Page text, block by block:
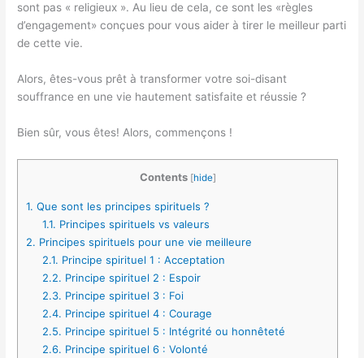
sont pas « religieux ». Au lieu de cela, ce sont les «règles
d’engagement» conçues pour vous aider à tirer le meilleur parti
de cette vie.
Alors, êtes-vous prêt à transformer votre soi-disant
souffrance en une vie hautement satisfaite et réussie ?
Bien sûr, vous êtes! Alors, commençons !
Contents [hide]
1. Que sont les principes spirituels ?
1.1. Principes spirituels vs valeurs
2. Principes spirituels pour une vie meilleure
2.1. Principe spirituel 1 : Acceptation
2.2. Principe spirituel 2 : Espoir
2.3. Principe spirituel 3 : Foi
2.4. Principe spirituel 4 : Courage
2.5. Principe spirituel 5 : Intégrité ou honnêteté
2.6. Principe spirituel 6 : Volonté